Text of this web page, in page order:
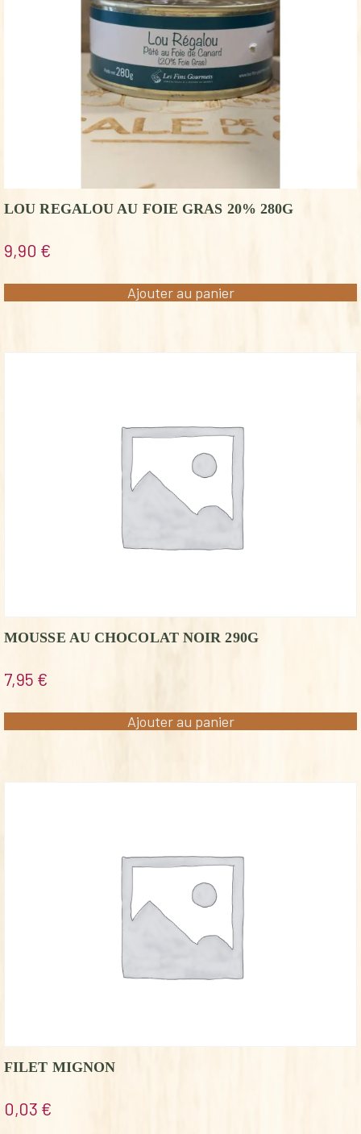
LOU REGALOU AU FOIE GRAS 20% 280G
9,90 €
Ajouter au panier
MOUSSE AU CHOCOLAT NOIR 290G
7,95 €
Ajouter au panier
FILET MIGNON
0,03 €